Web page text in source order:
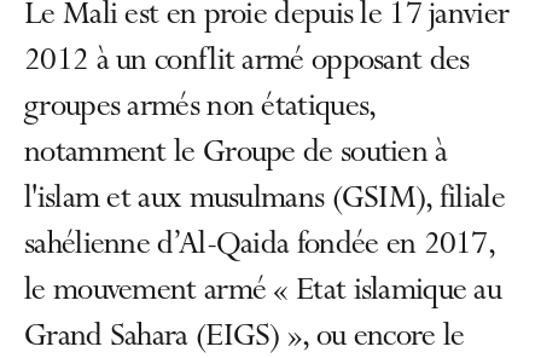
Le Mali est en proie depuis le 17 janvier
2012 à un conflit armé opposant des
groupes armés non étatiques,
notamment le Groupe de soutien à
l'islam et aux musulmans (GSIM), filiale
sahélienne d’Al-Qaida fondée en 2017,
le mouvement armé « Etat islamique au
Grand Sahara (EIGS) », ou encore le